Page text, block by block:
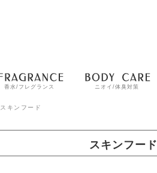
香水/フレグランス ニオイ/体臭対策
スキンフード
スキンフード